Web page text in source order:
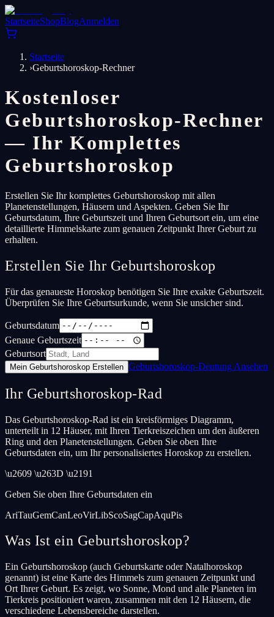
StartseiteShopBlogAnmelden
Startseite
›Geburtshoroskop-Rechner
Kostenloser
Geburtshoroskop-Rechner
— Ihr Komplettes
Geburtshoroskop
Erstellen Sie Ihr komplettes Geburtshoroskop mit allen
Planetenstellungen, Häusern und Aspekten. Geben Sie Ihr
Geburtsdatum, Ihre Geburtszeit und Ihren Geburtsort ein, um eine
detaillierte Himmelskarte zum genauen Zeitpunkt Ihrer Geburt zu
erhalten.
Erstellen Sie Ihr Geburtshoroskop
Für das genaueste Horoskop benötigen Sie Ihre exakte Geburtszeit.
Überprüfen Sie Ihre Geburtsurkunde, wenn Sie unsicher sind.
Geburtsdatum
Genaue Geburtszeit
Geburtsort
Mein Geburtshoroskop Erstellen Geburtshoroskop-Deutung Ansehen
Ihr Geburtshoroskop-Rad
Das Geburtshoroskop-Rad ist ein kreisförmiges Diagramm,
unterteilt in 12 Häuser, mit Ihren Tierkreiszeichen um den äußeren
Ring und den Planetenstellungen. Geben Sie oben Ihre
Geburtsdaten ein, um Ihr personalisiertes Horoskop zu erstellen.
\u2609 \u263D \u2191
Geben Sie oben Ihre Geburtsdaten ein
AriTauGemCanLeoVirLibScoSagCapAquPis
Was Ist ein Geburtshoroskop?
Ein Geburtshoroskop (auch Geburtskarte oder Natalhoroskop
genannt) ist eine Karte des Himmels zum genauen Zeitpunkt und
Ort Ihrer Geburt. Es zeigt, wo Sonne, Mond und alle Planeten im
Tierkreis positioniert waren, zusammen mit den 12 Häusern, die
verschiedene Lebensbereiche darstellen.